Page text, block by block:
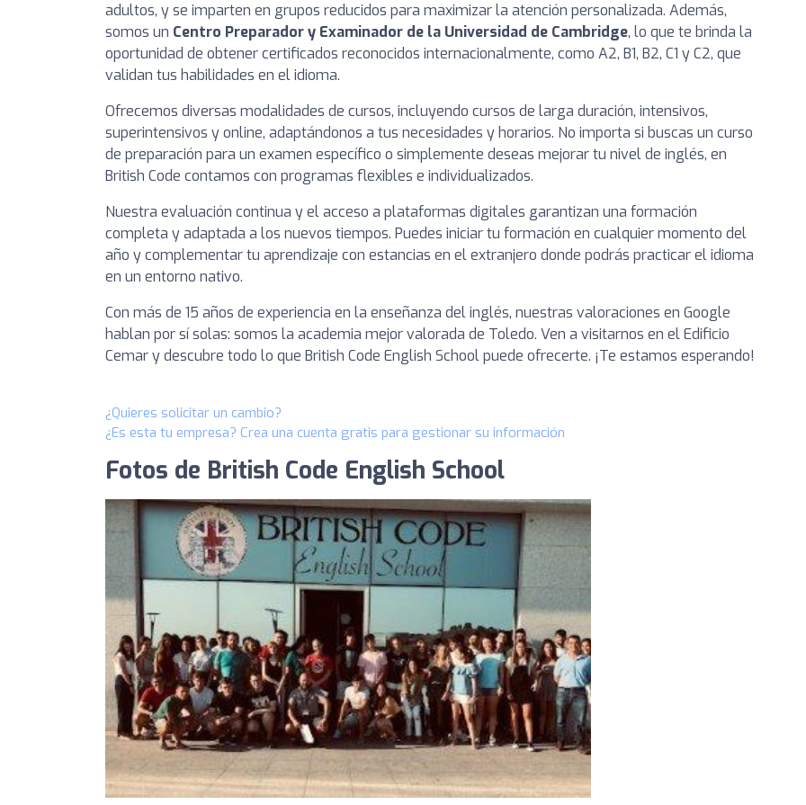
adultos, y se imparten en grupos reducidos para maximizar la atención personalizada. Además,
somos un Centro Preparador y Examinador de la Universidad de Cambridge, lo que te brinda la
oportunidad de obtener certificados reconocidos internacionalmente, como A2, B1, B2, C1 y C2, que
validan tus habilidades en el idioma.
Ofrecemos diversas modalidades de cursos, incluyendo cursos de larga duración, intensivos,
superintensivos y online, adaptándonos a tus necesidades y horarios. No importa si buscas un curso
de preparación para un examen específico o simplemente deseas mejorar tu nivel de inglés, en
British Code contamos con programas flexibles e individualizados.
Nuestra evaluación continua y el acceso a plataformas digitales garantizan una formación
completa y adaptada a los nuevos tiempos. Puedes iniciar tu formación en cualquier momento del
año y complementar tu aprendizaje con estancias en el extranjero donde podrás practicar el idioma
en un entorno nativo.
Con más de 15 años de experiencia en la enseñanza del inglés, nuestras valoraciones en Google
hablan por sí solas: somos la academia mejor valorada de Toledo. Ven a visitarnos en el Edificio
Cemar y descubre todo lo que British Code English School puede ofrecerte. ¡Te estamos esperando!
¿Quieres solicitar un cambio?
¿Es esta tu empresa? Crea una cuenta gratis para gestionar su información
Fotos de British Code English School